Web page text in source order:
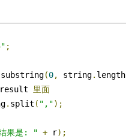
;
substring(0, string. length
result 里面
. split ( ",");
果是: " + r);